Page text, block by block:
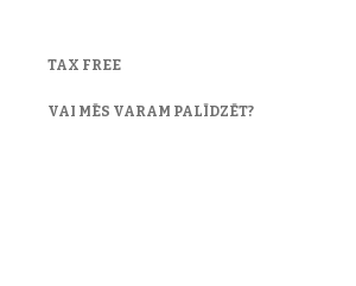
TAX FREE
VAI MĒS VARAM PALĪDZĒT?